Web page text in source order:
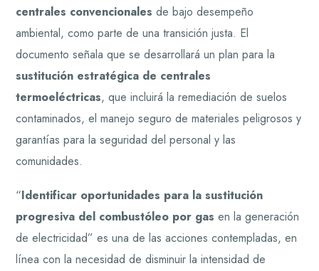
centrales convencionales de bajo desempeño
ambiental, como parte de una transición justa. El
documento señala que se desarrollará un plan para la
sustitución estratégica de centrales
termoeléctricas, que incluirá la remediación de suelos
contaminados, el manejo seguro de materiales peligrosos y
garantías para la seguridad del personal y las
comunidades.
“Identificar oportunidades para la sustitución
progresiva del combustóleo por gas en la generación
de electricidad” es una de las acciones contempladas, en
línea con la necesidad de disminuir la intensidad de